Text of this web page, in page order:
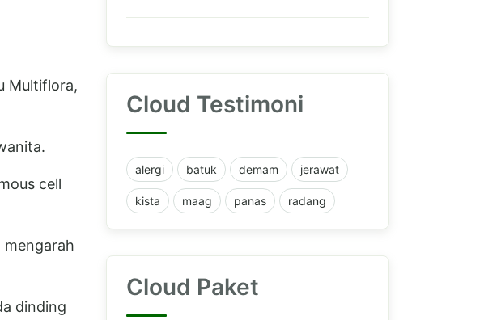
Multiflora,
cell
mengarah
dinding
Cloud Testimoni
alergi batuk demam jerawat
kista maag panas radang
Cloud Paket